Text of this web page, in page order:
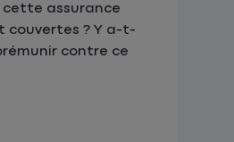
cette assurance
couvertes ? Y a-t-
contre ce